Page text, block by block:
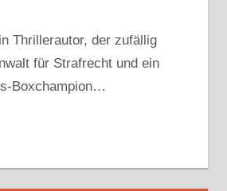
Thrillerautor, der zufällig
für Strafrecht und ein
Boxchampion…